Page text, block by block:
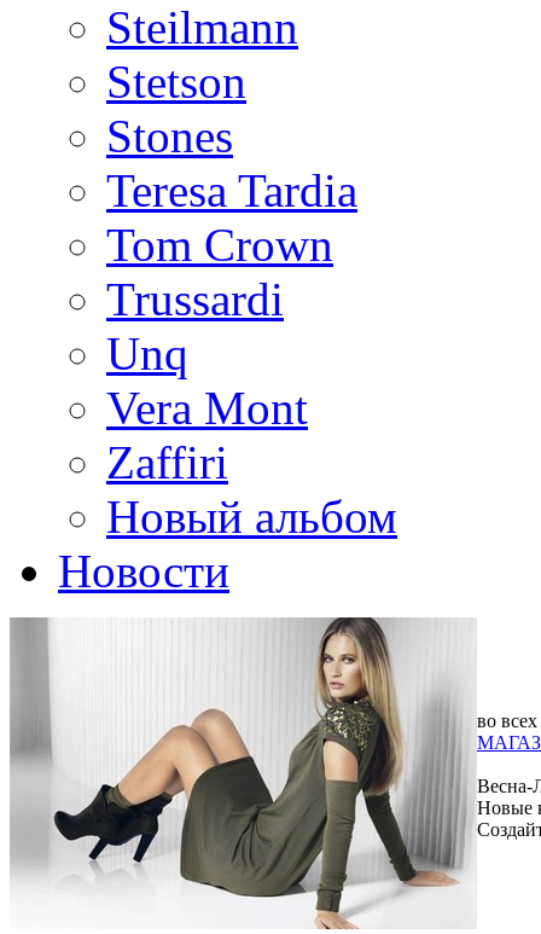
Steilmann
Stetson
Stones
Teresa Tardia
Tom Crown
Trussardi
Unq
Vera Mont
Zaffiri
Новый альбом
Новости
во всех
Весна-
Новые